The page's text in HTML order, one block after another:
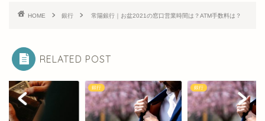
HOME 銀行 常陽銀行｜お盆2021の窓口営業時間は？ATM手数料は？
RELATED POST
銀行 銀行